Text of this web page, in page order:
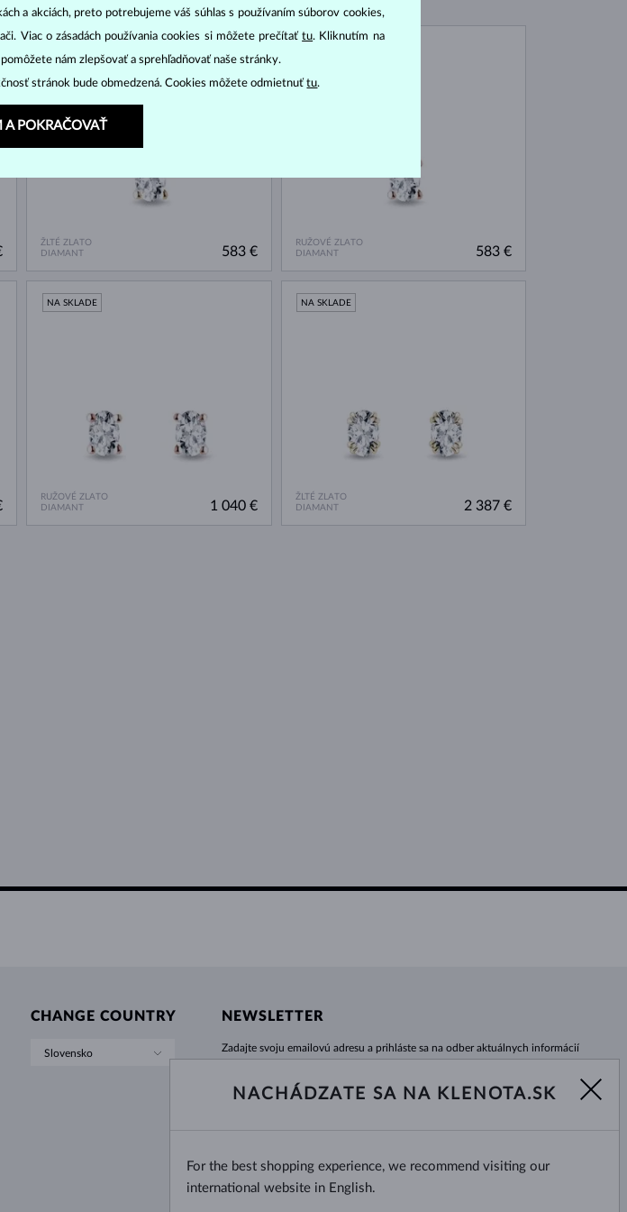
ŽLTÉ ZLATO
DIAMANT
583 €
RUŽOVÉ ZLATO
DIAMANT
583 €
RUŽOVÉ ZLATO
DIAMANT
NA SKLADE
1 040 €
ŽLTÉ ZLATO
DIAMANT
NA SKLADE
2 387 €
CHANGE COUNTRY
Slovensko
NEWSLETTER
Zadajte svoju emailovú adresu a prihláste sa na odber aktuálnych informácií
Žiadna novinka, akcia či zľava Vám už neunikne!
Áno, chcem dostávať zaujímavé novinky na e-mail.
a akciách, preto potrebujeme váš súhlas s používaním súborov cookies,
Viac o zásadách používania cookies si môžete prečítaťtu. Kliknutím na
nám zlepšovať a sprehľadňovať naše stránky.
stránok bude obmedzená. Cookies môžete odmietnuťtu.
A POKRAČOVAŤ
NACHÁDZATE SA NA KLENOTA.SK
For the best shopping experience, we recommend visiting our
international website in English.